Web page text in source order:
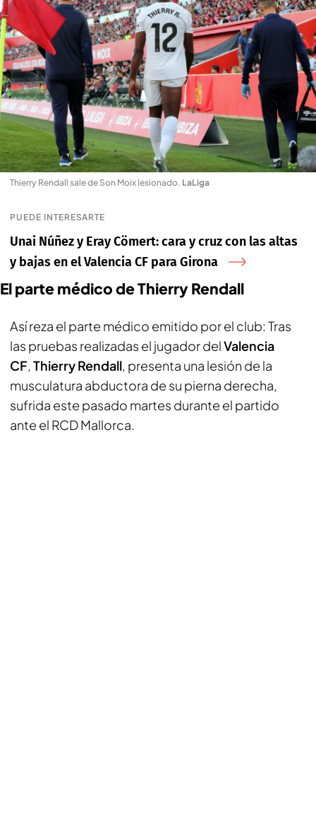
Thierry Rendall sale de Son Moix lesionado. LaLiga
PUEDE INTERESARTE
Unai Núñez y Eray Cömert: cara y cruz con las altas
y bajas en el Valencia CF para Girona
El parte médico de Thierry Rendall
Así reza el parte médico emitido por el club: Tras
las pruebas realizadas el jugador delValencia
CF, Thierry Rendall, presenta una lesión de la
musculatura abductora de su pierna derecha,
sufrida este pasado martes durante el partido
ante el RCD Mallorca.